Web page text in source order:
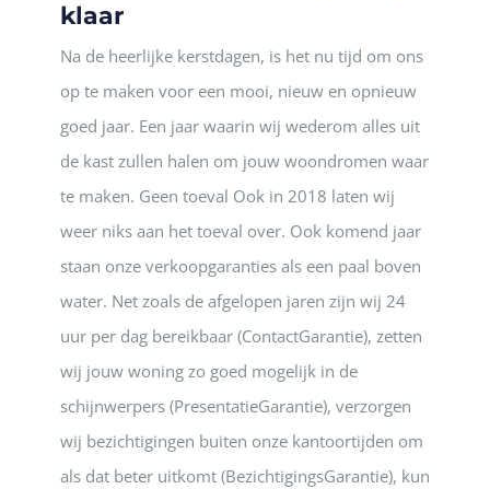
klaar
Na de heerlijke kerstdagen, is het nu tijd om ons
op te maken voor een mooi, nieuw en opnieuw
goed jaar. Een jaar waarin wij wederom alles uit
de kast zullen halen om jouw woondromen waar
te maken. Geen toeval Ook in 2018 laten wij
weer niks aan het toeval over. Ook komend jaar
staan onze verkoopgaranties als een paal boven
water. Net zoals de afgelopen jaren zijn wij 24
uur per dag bereikbaar (ContactGarantie), zetten
wij jouw woning zo goed mogelijk in de
schijnwerpers (PresentatieGarantie), verzorgen
wij bezichtigingen buiten onze kantoortijden om
als dat beter uitkomt (BezichtigingsGarantie), kun